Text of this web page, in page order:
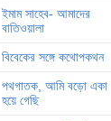
ইমাম সাহেব- আমাদের
বাতিওয়ালা
বিবেকের সঙ্গে কথোপকথন
পথগাতক, আমি বড়ো একা
হয়ে গেছি